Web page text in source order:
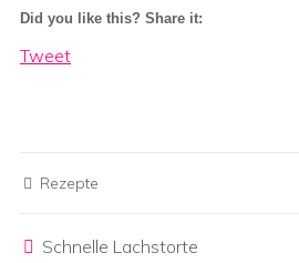
Did you like this? Share it:
Tweet
Rezepte
Schnelle Lachstorte